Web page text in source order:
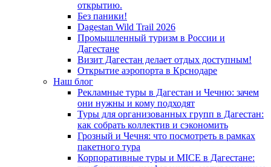
открытию.
Без паники!
Dagestan Wild Trail 2026
Промышленный туризм в России и
Дагестане
Визит Дагестан делает отдых доступным!
Открытие аэропорта в Крснодаре
Наш блог
Рекламные туры в Дагестан и Чечню: зачем
они нужны и кому подходят
Туры для организованных групп в Дагестан:
как собрать коллектив и сэкономить
Грозный и Чечня: что посмотреть в рамках
пакетного тура
Корпоративные туры и MICE в Дагестане: